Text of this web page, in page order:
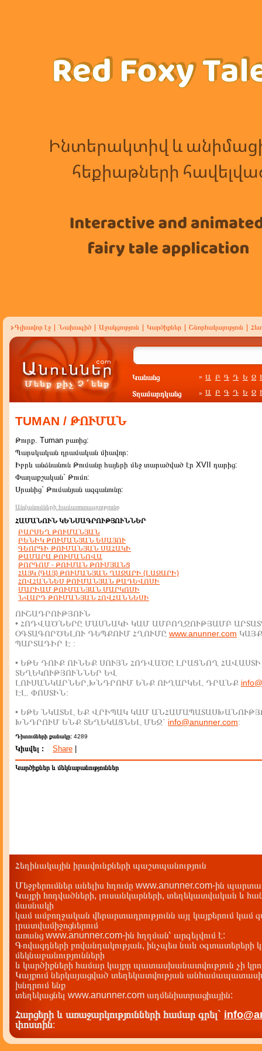
Գլխավոր էջ Նախագիծ Աջակցություն Կարծիքներ Շնորհակալություն
Կանանց » Ա Բ Գ Դ Ե Զ
Տղամարդկանց » Ա Բ Գ Դ Ե Զ
TUMAN / ԹՈՒՄԱՆ
Թուրք. Tuman բառից:
Պարսկական դրամական միավոր:
Իբրև անձնանուն Թումանը հայերի մեջ տարածված էր XVII դարից:
Փաղաքշական` Թումո:
Սրանից` Թումանյան ազգանունը:
Անվանումների համառոտագրությունը
ՀԱՄԱՆՈՒՆ ԿԵՆՍԱԳՐՈՒԹՅՈՒՆՆԵՐ
ԲԱՐՍԵՂ ԹՈՒՄԱՆՅԱՆ
ԲԵՆԻԿ ԹՈՒՄԱՆՅԱՆ ԵՍԱՅՈՒ
ԳԵՈՐԳԻ ԹՈՒՄԱՆՅԱՆ ՍԱՀԱԿԻ
ԹԱՄԱՐԱ ԹՈՒՄԱՆՈՎԱ
ԹՈՐԳՈՄ - ԹՈՒՄԱՆ ԹՈՒՄՅԱՆՑ
ՀԱՅԿ (ԳԱՅ) ԹՈՒՄԱՆՅԱՆ ՂԱԶԱՐԻ (ԼԱԶԱՐԻ)
ՀՈՎՀԱՆՆԵՍ ԹՈՒՄԱՆՅԱՆ ԹԱԴԵՎՈՍԻ
ՄԱՐԻԱՄ ԹՈՒՄԱՆՅԱՆ ՄԱՐԿՈՍԻ
ՆՎԱՐԴ ԹՈՒՄԱՆՅԱՆ ՀՈՎՀԱՆՆԵՍԻ
ՈՒՇԱԴՐՈՒԹՅՈՒՆ
• ՀՈԴՎԱԾՆԵՐԸ ՄԱՍՆԱԿԻ ԿԱՄ ԱՄԲՈՂՋՈՒԹՅԱՄԲ
ՕԳՏԱԳՈՐԾԵԼՈՒ ԴԵՊՔՈՒՄ ՀՂՈՒՄԸ www.anunner.com
ՊԱՐՏԱԴԻՐ Է :
• ԵԹԵ ԴՈՒՔ ՈՒՆԵՔ ՍՈՒՅՆ ՀՈԴՎԱԾԸ ԼՐԱՑՆՈՂ ՀԱՎԱՍՏԻ
ՏԵՂԵԿՈՒԹՅՈՒՆՆԵՐ ԵՎ
ԼՈՒՍԱՆԿԱՐՆԵՐ,ԽՆԴՐՈՒՄ ԵՆՔ ՈՒՂԱՐԿԵԼ ԴՐԱՆՔ
ԷԼ. ՓՈՍՏԻՆ:
• ԵԹԵ ՆԿԱՏԵԼ ԵՔ ՎՐԻՊԱԿ ԿԱՄ
ԽՆԴՐՈՒՄ ԵՆՔ ՏԵՂԵԿԱՑՆԵԼ ՄԵԶ` info@anunner.com:
Դիտումների քանակը: 4289
Կիսվել : Share
Կարծիքներ և մեկնաբանություններ
Հեղինակային իրավունքների պաշտպանություն
Մեջբերումներ անելիս հղումը www.anunner.com-ին
Կայքի հոդվածների, լուսանկարների, տեղեկատվական և
մասնակի
կամ ամբողջական վերարտադրությունն այլ կայքերում կամ
լրատվամիջոցներում
առանց www.anunner.com-ին հղղման՝ արգելվում է:
Գովազդների բովանդակության, ինչպես նաև օգտատերերի
մեկնաբանությունների
և կարծիքների համար կայքը պատասխանատվություն չի
Կայքում ներկայացված տեղեկատվության
խնդրում ենք
տեղեկացնել www.anunner.com ադմենիստրացիային:
Հարցերի և առաջարկությունների համար գրել`
փոստին: